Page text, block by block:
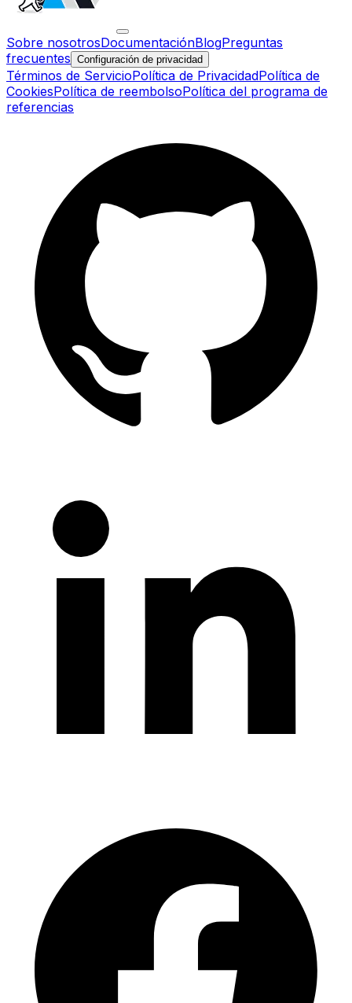
Sobre nosotrosDocumentaciónBlogPreguntas
frecuentes Configuración de privacidad
Términos de ServicioPolítica de PrivacidadPolítica de
CookiesPolítica de reembolsoPolítica del programa de
referencias